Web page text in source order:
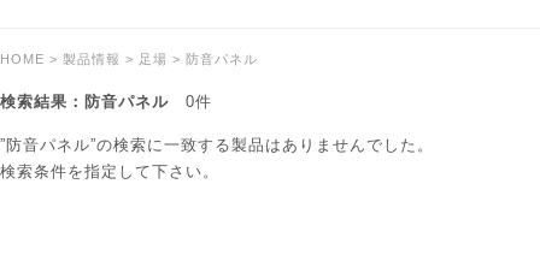
HOME > 製品情報 > 足場 > 防音パネル
検索結果：防音パネル 0件
”防音パネル”の検索に一致する製品はありませんでした。
検索条件を指定して下さい。